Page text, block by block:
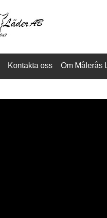
Kontakta oss Om Målerås